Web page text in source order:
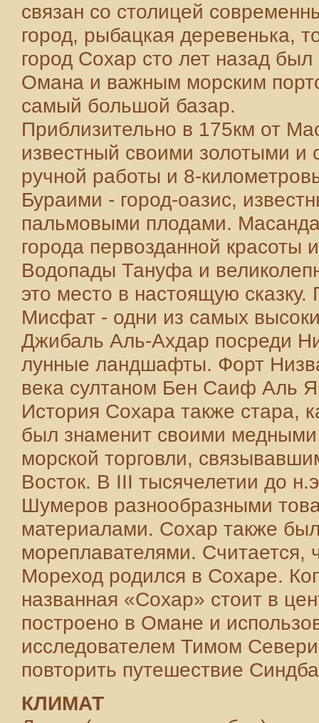
связан со столицей
город, рыбацкая деревенька,
город Сохар сто лет назад
Омана и важным морским
самый большой базар.
Приблизительно в 175км от
известный своими золотыми
ручной работы и 8-
Бураими - город-оазис,
пальмовыми плодами.
города первозданной красоты
Водопады Тануфа и
это место в настоящую
Мисфат - одни из самых
Джибаль Аль-Ахдар посреди
лунные ландшафты. Форт
века султаном Бен Саиф Аль
История Сохара также стара,
был знаменит своими
морской торговли,
Восток. В III тысячелетии до
Шумеров разнообразными
материалами. Сохар также
мореплавателями. Считается,
Мореход родился в Сохаре.
названная «Сохар» стоит в
построено в Омане и
исследователем Тимом
повторить путешествие
КЛИМАТ